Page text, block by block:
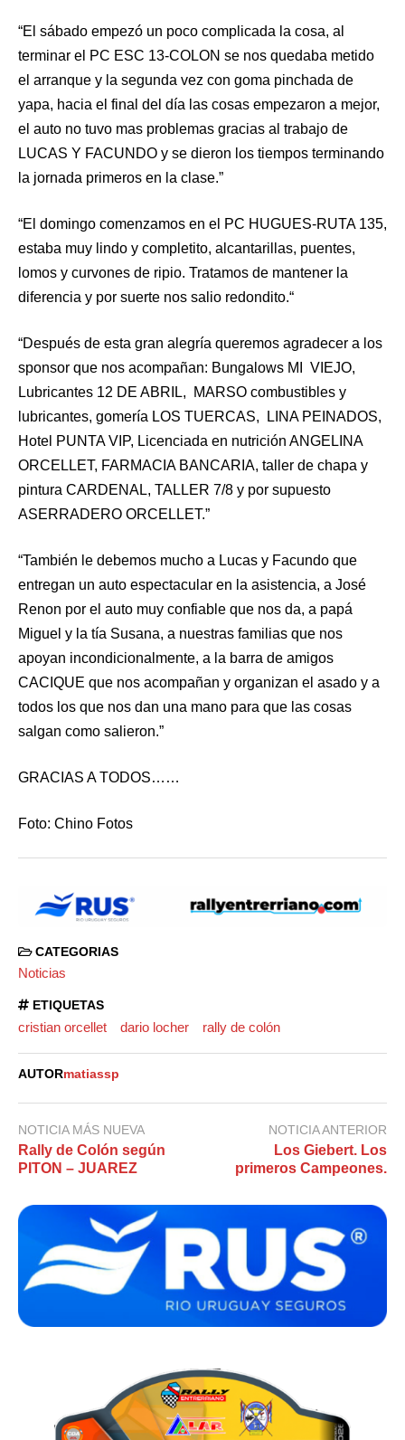
“El sábado empezó un poco complicada la cosa, al
terminar el PC ESC 13-COLON se nos quedaba metido
el arranque y la segunda vez con goma pinchada de
yapa, hacia el final del día las cosas empezaron a mejor,
el auto no tuvo mas problemas gracias al trabajo de
LUCAS Y FACUNDO y se dieron los tiempos terminando
la jornada primeros en la clase.”
“El domingo comenzamos en el PC HUGUES-RUTA 135,
estaba muy lindo y completito, alcantarillas, puentes,
lomos y curvones de ripio. Tratamos de mantener la
diferencia y por suerte nos salio redondito.“
“Después de esta gran alegría queremos agradecer a los
sponsor que nos acompañan: Bungalows MI VIEJO,
Lubricantes 12 DE ABRIL, MARSO combustibles y
lubricantes, gomería LOS TUERCAS, LINA PEINADOS,
Hotel PUNTA VIP, Licenciada en nutrición ANGELINA
ORCELLET, FARMACIA BANCARIA, taller de chapa y
pintura CARDENAL, TALLER 7/8 y por supuesto
ASERRADERO ORCELLET.”
“También le debemos mucho a Lucas y Facundo que
entregan un auto espectacular en la asistencia, a José
Renon por el auto muy confiable que nos da, a papá
Miguel y la tía Susana, a nuestras familias que nos
apoyan incondicionalmente, a la barra de amigos
CACIQUE que nos acompañan y organizan el asado y a
todos los que nos dan una mano para que las cosas
salgan como salieron.”
GRACIAS A TODOS……
Foto: Chino Fotos
CATEGORIAS
Noticias
ETIQUETAS
cristian orcellet dario locher rally de colón
AUTORmatiassp
NOTICIA MÁS NUEVA
Rally de Colón según
PITON – JUAREZ
NOTICIA ANTERIOR
Los Giebert. Los
primeros Campeones.